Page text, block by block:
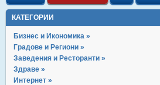
КАТЕГОРИИ
Бизнес и Икономика »
Градове и Региони »
Заведения и Ресторанти »
Здраве »
Интернет »